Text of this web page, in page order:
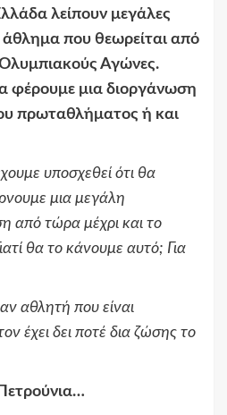
λείπουν μεγάλες
άθλημα που θεωρείται από
Αγώνες.
φέρουμε μια διοργάνωση
πρωταθλήματος ή και
υποσχεθεί ότι θα
μια μεγάλη
από τώρα μέχρι και το
θα το κάνουμε αυτό; Για
αθλητή που είναι
έχει δει ποτέ δια ζώσης το